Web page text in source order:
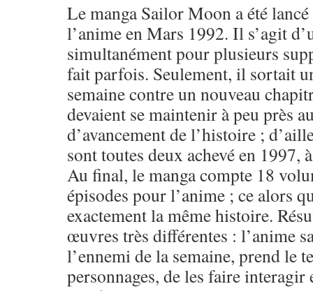
Le manga Sailor Moon a été
l’anime en Mars 1992. Il s’agit
simultanément pour plusieurs
fait parfois. Seulement, il sortait
semaine contre un nouveau
devaient se maintenir à peu près
d’avancement de l’histoire ;
sont toutes deux achevé en 1997,
Au final, le manga compte 18
épisodes pour l’anime ; ce alors
exactement la même histoire.
œuvres très différentes : l’anime
l’ennemi de la semaine, prend le
personnages, de les faire interagir